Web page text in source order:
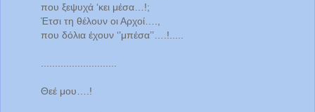
που ξεψυχά ‘κει μέσα…!;
Έτσι τη θέλουν οι Αρχοί….,
που δόλια έχουν ‘’μπέσα’’….!.....
Θεέ μου….!